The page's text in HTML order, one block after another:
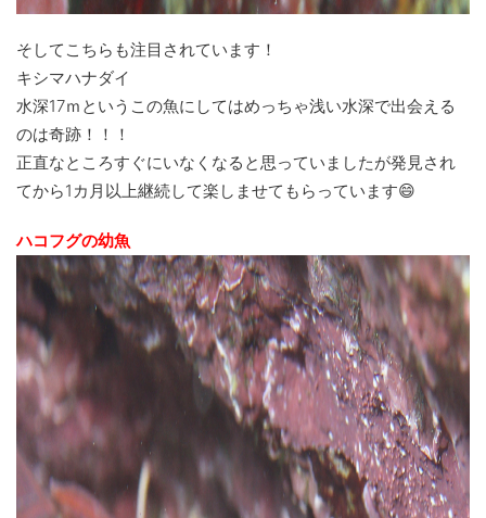
そしてこちらも注目されています！
キシマハナダイ
水深17ｍというこの魚にしてはめっちゃ浅い水深で出会える
のは奇跡！！！
正直なところすぐにいなくなると思っていましたが発見され
てから1カ月以上継続して楽しませてもらっています😄
ハコフグの幼魚